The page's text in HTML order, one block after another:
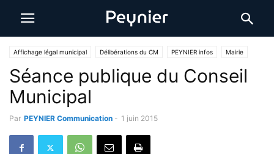
Affichage légal municipal Délibérations du CM PEYNIER infos Mairie
Séance publique du Conseil
Municipal
Par PEYNIER Communication - 1 juin 2015